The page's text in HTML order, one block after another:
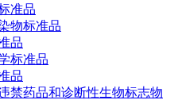
准品
物标准品
品
标准品
品
禁药品和诊断性生物标志物